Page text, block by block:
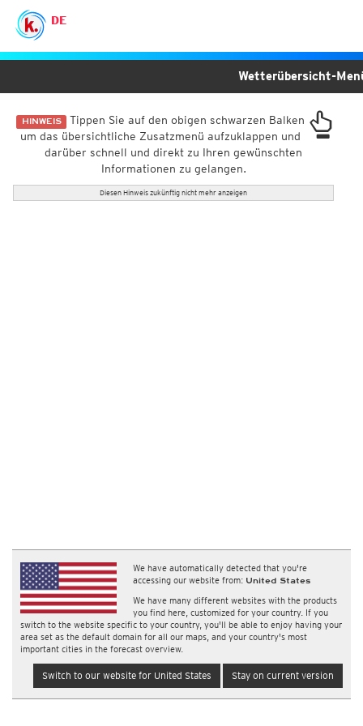
DE
HINWEIS Tippen Sie auf den obigen schwarzen Balken
um das übersichtliche Zusatzmenü aufzuklappen und
darüber schnell und direkt zu Ihren gewünschten
Informationen zu gelangen.
Diesen Hinweis zukünftig nicht mehr anzeigen
We have automatically detected that you're
accessing our website from: United States
We have many different websites with the products
you find here, customized for your country. If you
switch to the website specific to your country, you'll be able to enjoy having your
area set as the default domain for all our maps, and your country's most
important cities in the forecast overview.
Switch to our website for United States Stay on current version
Wetterübersicht-